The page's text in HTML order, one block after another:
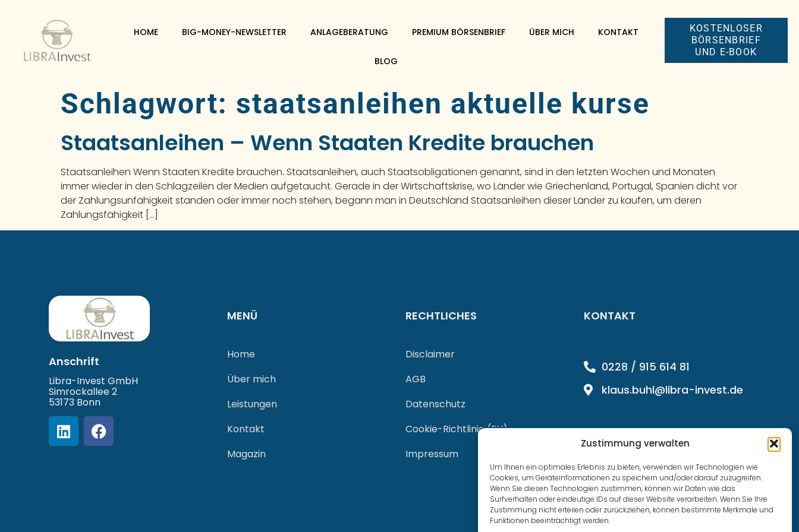
Zustimmung verwalten
Um Ihnen ein optimales Erlebnis zu bieten, verwenden wir Technologien wie
Cookies, um Geräteinformationen zu speichern und/oder darauf zuzugreifen.
Wenn Sie diesen Technologien zustimmen, können wir Daten wie das
Surfverhalten oder eindeutige IDs auf dieser Website verarbeiten. Wenn Sie Ihre
Zustimmung nicht erteilen oder zurückziehen, können bestimmte Merkmale und
Funktionen beeinträchtigt werden.
HOME BIG-MONEY-NEWSLETTER ANLAGEBERATUNG PREMIUM BÖRSENBRIEF ÜBER MICH KONTAKT
BLOG
KOSTENLOSER
BÖRSENBRIEF
UND E-BOOK
Schlagwort: staatsanleihen aktuelle kurse
Staatsanleihen – Wenn Staaten Kredite brauchen
Staatsanleihen Wenn Staaten Kredite brauchen. Staatsanleihen, auch Staatsobligationen genannt, sind in den letzten Wochen und Monaten
immer wieder in den Schlagzeilen der Medien aufgetaucht. Gerade in der Wirtschaftskrise, wo Länder wie Griechenland, Portugal, Spanien dicht vor
der Zahlungsunfähigkeit standen oder immer noch stehen, begann man in Deutschland Staatsanleihen dieser Länder zu kaufen, um deren
Zahlungsfähigkeit […]
Anschrift
Libra-Invest GmbH
Simrockallee 2
53173 Bonn
MENÜ
Home
Über mich
Leistungen
Kontakt
Magazin
RECHTLICHES
Disclaimer
AGB
Datenschutz
Cookie-Richtlinie (EU)
Impressum
KONTAKT
0228 / 915 614 81
klaus.buhl@libra-invest.de